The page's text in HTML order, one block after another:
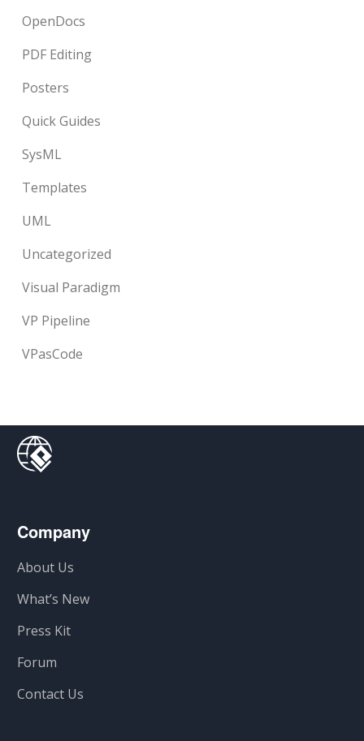
OpenDocs
PDF Editing
Posters
Quick Guides
SysML
Templates
UML
Uncategorized
Visual Paradigm
VP Pipeline
VPasCode
Company
About Us
What’s New
Press Kit
Forum
Contact Us